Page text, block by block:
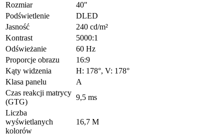
Rozmiar
40"
Podświetlenie
DLED
Jasność
240 cd/m²
Kontrast
5000:1
Odświeżanie
60 Hz
Proporcje obrazu
16:9
Kąty widzenia
H: 178°, V: 178°
Klasa panelu
A
Czas reakcji matrycy
(GTG)
9,5 ms
Liczba
wyświetlanych
kolorów
16,7 M